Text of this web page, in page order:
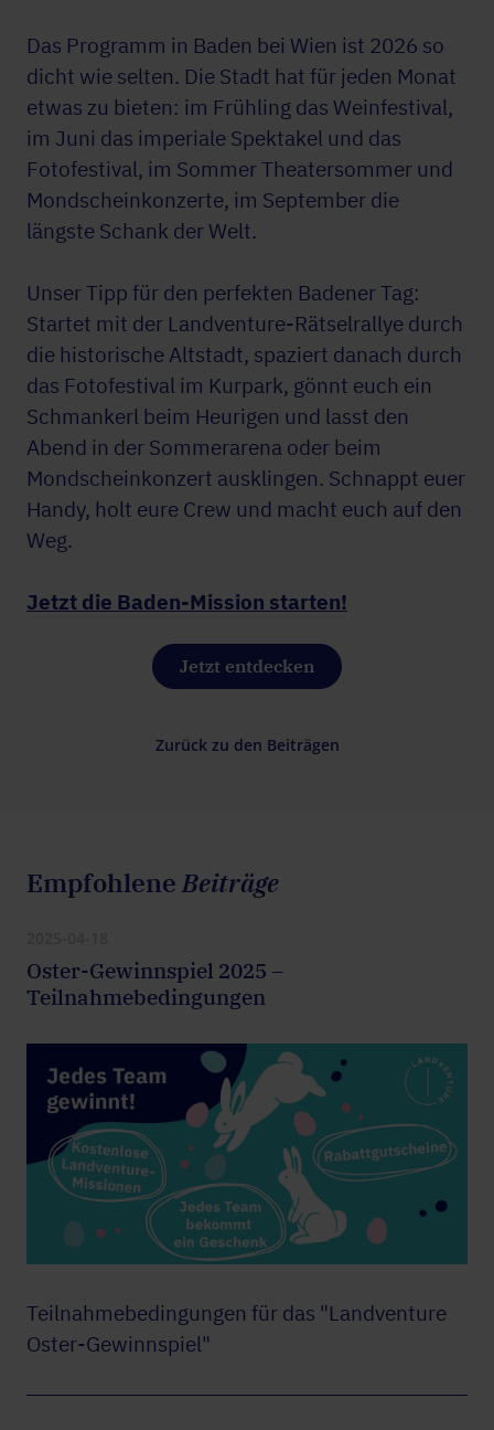
Das Programm in Baden bei Wien ist 2026 so
dicht wie selten. Die Stadt hat für jeden Monat
etwas zu bieten: im Frühling das Weinfestival,
im Juni das imperiale Spektakel und das
Fotofestival, im Sommer Theatersommer und
Mondscheinkonzerte, im September die
längste Schank der Welt.
Unser Tipp für den perfekten Badener Tag:
Startet mit der Landventure-Rätselrallye durch
die historische Altstadt, spaziert danach durch
das Fotofestival im Kurpark, gönnt euch ein
Schmankerl beim Heurigen und lasst den
Abend in der Sommerarena oder beim
Mondscheinkonzert ausklingen. Schnappt euer
Handy, holt eure Crew und macht euch auf den
Weg.
Jetzt die Baden-Mission starten!
Jetzt entdecken
Zurück zu den Beiträgen
EmpfohleneBeiträge
Oster-Gewinnspiel 2025 –
Teilnahmebedingungen
Teilnahmebedingungen für das "Landventure
Oster-Gewinnspiel"